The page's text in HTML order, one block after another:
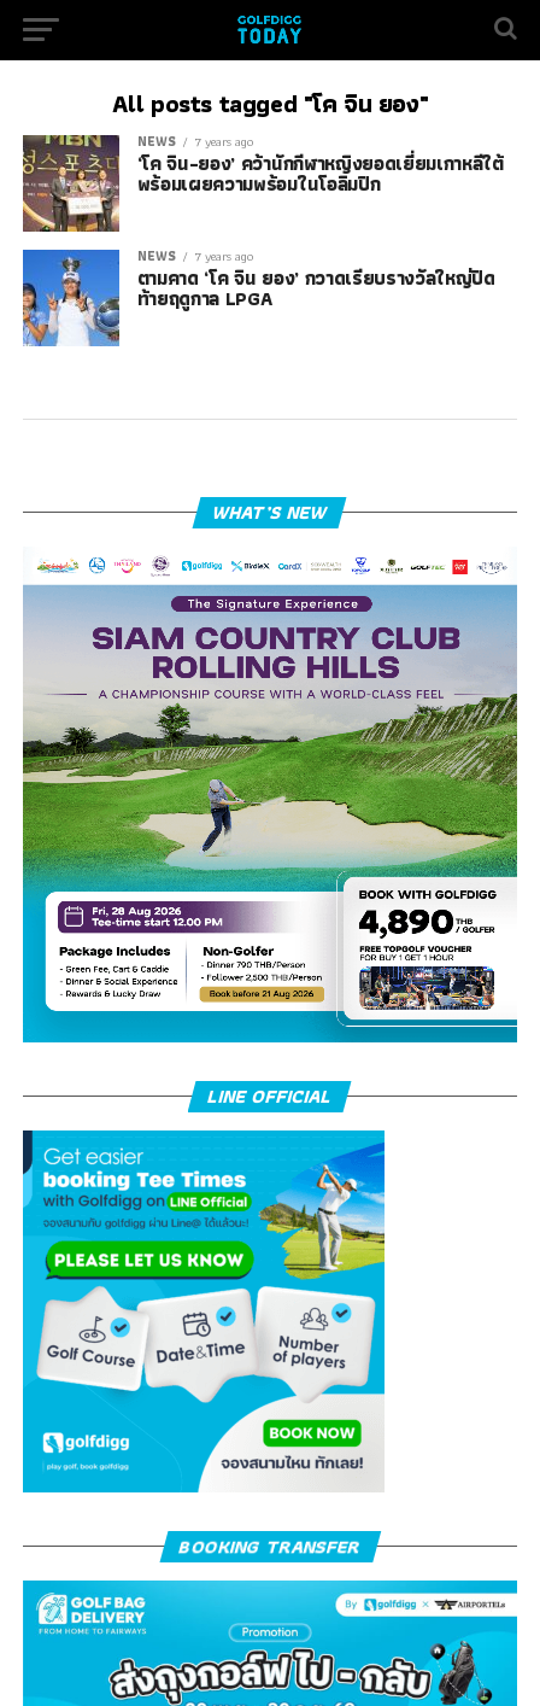
All posts tagged "โค จิน ยอง"
NEWS 7 years ago
‘โค จิน-ยอง’ คว้านักกีฬาหญิงยอดเยี่ยมเกาหลีใต้
พร้อมเผยความพร้อมในโอลิมปิก
NEWS 7 years ago
ตามคาด ‘โค จิน ยอง’ กวาดเรียบรางวัลใหญ่ปิด
ท้ายฤดูกาล LPGA
WHAT’S NEW
LINE OFFICIAL
BOOKING TRANSFER